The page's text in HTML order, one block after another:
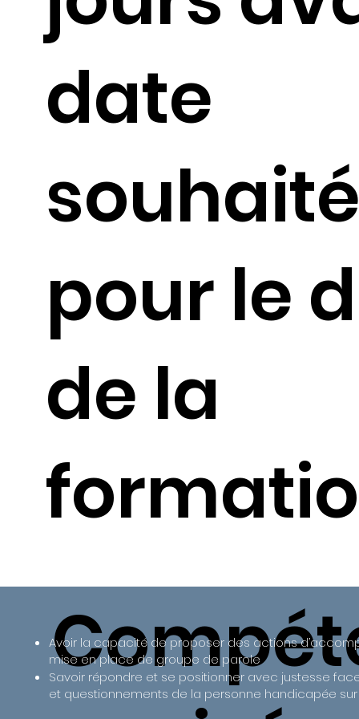
date
pour le
de la
Avoir la capacité de proposer des actions
mise en place de groupe de parole
Savoir répondre et se positionner avec justesse
et questionnements de la personne handicapée